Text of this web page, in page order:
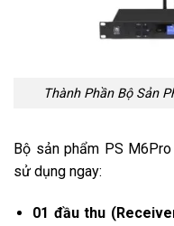
Thành Phần Bộ Sản
Bộ sản phẩm PS
sử dụng ngay:
01 đầu thu